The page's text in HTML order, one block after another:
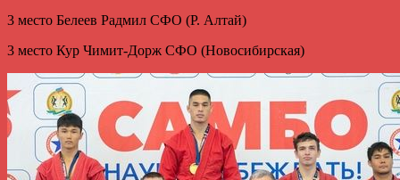
3 место Белеев Радмил СФО (Р. Алтай)
3 место Кур Чимит-Дорж СФО (Новосибирская)